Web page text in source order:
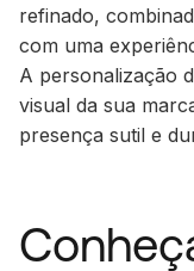
refinado,
com uma
A personalização
visual da sua
presença sutil e